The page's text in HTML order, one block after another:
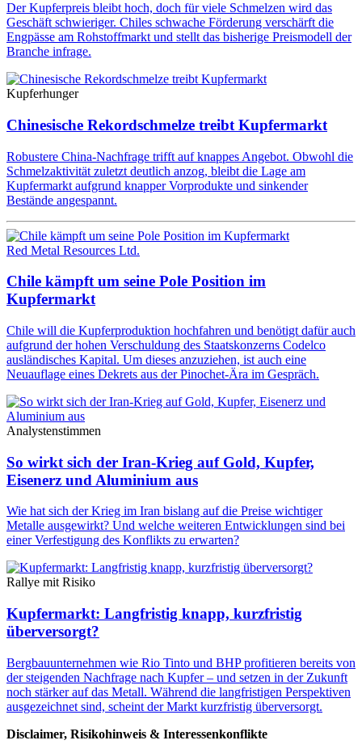
Der Kupferpreis bleibt hoch, doch für viele Schmelzen wird das
Geschäft schwieriger. Chiles schwache Förderung verschärft die
Engpässe am Rohstoffmarkt und stellt das bisherige Preismodell der
Branche infrage.
Kupferhunger
Chinesische Rekordschmelze treibt Kupfermarkt
Robustere China-Nachfrage trifft auf knappes Angebot. Obwohl die
Schmelzaktivität zuletzt deutlich anzog, bleibt die Lage am
Kupfermarkt aufgrund knapper Vorprodukte und sinkender
Bestände angespannt.
Red Metal Resources Ltd.
Chile kämpft um seine Pole Position im
Kupfermarkt
Chile will die Kupferproduktion hochfahren und benötigt dafür auch
aufgrund der hohen Verschuldung des Staatskonzerns Codelco
ausländisches Kapital. Um dieses anzuziehen, ist auch eine
Neuauflage eines Dekrets aus der Pinochet-Ära im Gespräch.
Analystenstimmen
So wirkt sich der Iran-Krieg auf Gold, Kupfer,
Eisenerz und Aluminium aus
Wie hat sich der Krieg im Iran bislang auf die Preise wichtiger
Metalle ausgewirkt? Und welche weiteren Entwicklungen sind bei
einer Verfestigung des Konflikts zu erwarten?
Rallye mit Risiko
Kupfermarkt: Langfristig knapp, kurzfristig
überversorgt?
Bergbauunternehmen wie Rio Tinto und BHP profitieren bereits von
der steigenden Nachfrage nach Kupfer – und setzen in der Zukunft
noch stärker auf das Metall. Während die langfristigen Perspektiven
ausgezeichnet sind, scheint der Markt kurzfristig überversorgt.
Disclaimer, Risikohinweis & Interessenkonflikte